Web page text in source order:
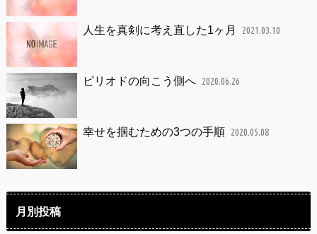
人生を真剣に考え直した1ヶ月 2021.03.10
ピリオドの向こう側へ 2020.06.26
幸せを掴むための3つの手順 2020.05.08
月別投稿